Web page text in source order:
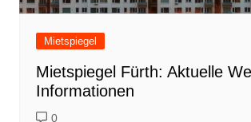
Mietspiegel
Mietspiegel Fürth: Aktuelle
Informationen
0